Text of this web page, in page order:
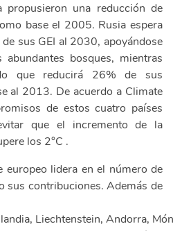
propusieron una reducción de
base el 2005. Rusia espera
sus GEI al 2030, apoyándose
bosques, mientras
que reducirá 26% de sus
al 2013. De acuerdo a Climate
de estos cuatro países
que el incremento de la
los 2°C .
europeo lidera en el número de
sus contribuciones. Además de
Liechtenstein, Andorra,